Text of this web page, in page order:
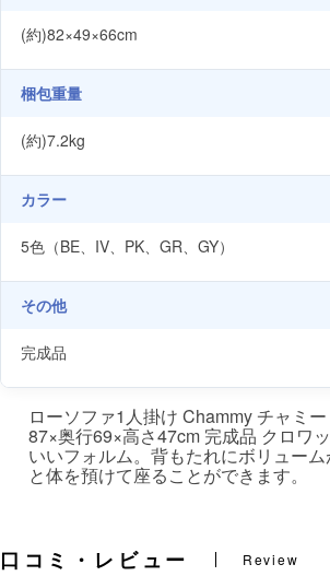
(約)82×49×66cm
梱包重量
(約)7.2kg
カラー
5色（BE、IV、PK、GR、GY）
その他
完成品
ローソファ1人掛け Chammy チャミ
87×奥行69×高さ47cm 完成品 クロワ
いいフォルム。背もたれにボリュー
と体を預けて座ることができます。
口コミ・レビュー Review